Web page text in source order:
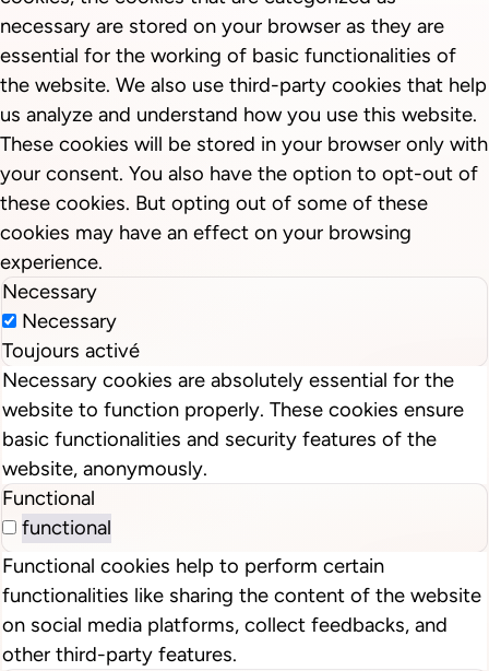
necessary are stored on your browser as they are
essential for the working of basic functionalities of
the website. We also use third-party cookies that help
us analyze and understand how you use this website.
These cookies will be stored in your browser only with
your consent. You also have the option to opt-out of
these cookies. But opting out of some of these
cookies may have an effect on your browsing
experience.
Necessary
Necessary
Toujours activé
Necessary cookies are absolutely essential for the
website to function properly. These cookies ensure
basic functionalities and security features of the
website, anonymously.
Functional
functional
Functional cookies help to perform certain
functionalities like sharing the content of the website
on social media platforms, collect feedbacks, and
other third-party features.